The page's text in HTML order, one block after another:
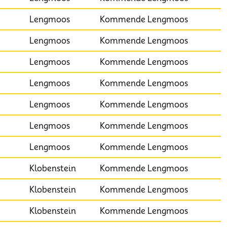
Lengmoos Kommende Lengmoos
Lengmoos Kommende Lengmoos
Lengmoos Kommende Lengmoos
Lengmoos Kommende Lengmoos
Lengmoos Kommende Lengmoos
Lengmoos Kommende Lengmoos
Lengmoos Kommende Lengmoos
Klobenstein Kommende Lengmoos
Klobenstein Kommende Lengmoos
Klobenstein Kommende Lengmoos